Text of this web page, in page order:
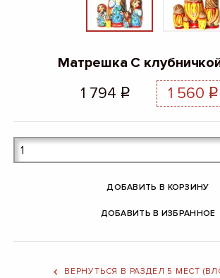
Матрешка С
1 794 q 1 560 q
ДОБАВИТЬ В КОРЗИНУ
ДОБАВИТЬ В ИЗБРАННОЕ
ВЕРНУТЬСЯ В РАЗДЕЛ 5 МЕСТ